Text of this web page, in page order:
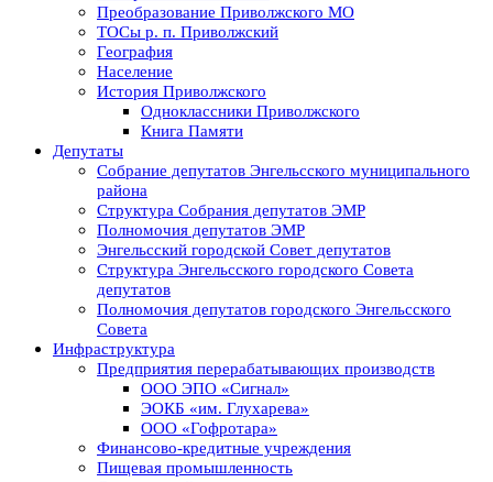
Преобразование Приволжского МО
ТОСы р. п. Приволжский
География
Население
История Приволжского
Одноклассники Приволжского
Книга Памяти
Депутаты
Собрание депутатов Энгельсского муниципального
района
Структура Собрания депутатов ЭМР
Полномочия депутатов ЭМР
Энгельсский городской Совет депутатов
Структура Энгельсского городского Совета
депутатов
Полномочия депутатов городского Энгельсского
Совета
Инфраструктура
Предприятия перерабатывающих производств
ООО ЭПО «Сигнал»
ЭОКБ «им. Глухарева»
ООО «Гофротара»
Финансово-кредитные учреждения
Пищевая промышленность